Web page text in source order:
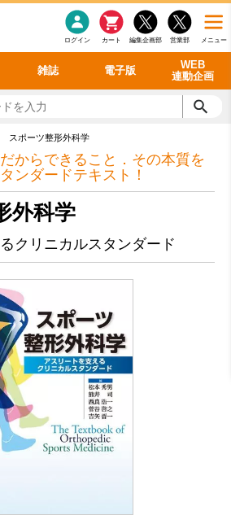
メニュー
営業部
編集企画部
カート
ログイン
雑誌 電子版
WEB
連動企画
学
看護・介護
シリーズ一覧
最新号 バックナンバー
作分析」WEB動画
二版」 WEB動画
スポーツ整形外科学
からできること．その本質を
ンダードテキスト！
外科学
クリニカルスタンダード